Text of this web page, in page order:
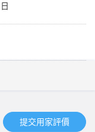
提交用家評價​